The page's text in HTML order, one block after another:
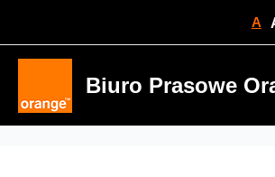
A
Biuro Prasowe